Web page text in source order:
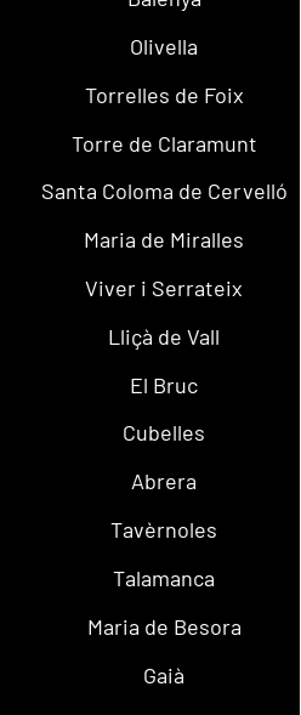
Olivella
Torrelles de Foix
Torre de Claramunt
Santa Coloma de Cervelló
Maria de Miralles
Viver i Serrateix
Lliçà de Vall
El Bruc
Cubelles
Abrera
Tavèrnoles
Talamanca
Maria de Besora
Gaià